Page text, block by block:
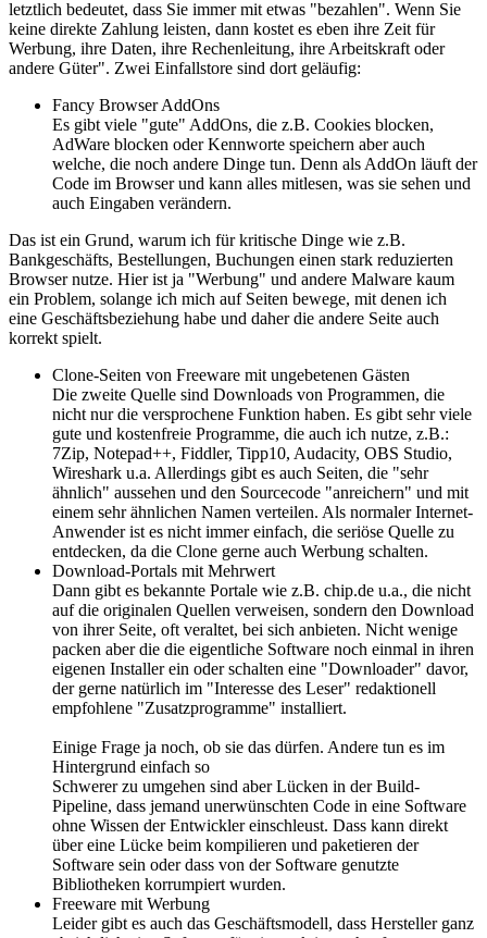
letztlich bedeutet, dass Sie immer mit etwas "bezahlen". Wenn Sie
keine direkte Zahlung leisten, dann kostet es eben ihre Zeit für
Werbung, ihre Daten, ihre Rechenleitung, ihre Arbeitskraft oder
andere Güter". Zwei Einfallstore sind dort geläufig:
Fancy Browser AddOns
Es gibt viele "gute" AddOns, die z.B. Cookies blocken,
AdWare blocken oder Kennworte speichern aber auch
welche, die noch andere Dinge tun. Denn als AddOn läuft der
Code im Browser und kann alles mitlesen, was sie sehen und
auch Eingaben verändern.
Das ist ein Grund, warum ich für kritische Dinge wie z.B.
Bankgeschäfts, Bestellungen, Buchungen einen stark reduzierten
Browser nutze. Hier ist ja "Werbung" und andere Malware kaum
ein Problem, solange ich mich auf Seiten bewege, mit denen ich
eine Geschäftsbeziehung habe und daher die andere Seite auch
korrekt spielt.
Clone-Seiten von Freeware mit ungebetenen Gästen
Die zweite Quelle sind Downloads von Programmen, die
nicht nur die versprochene Funktion haben. Es gibt sehr viele
gute und kostenfreie Programme, die auch ich nutze, z.B.:
7Zip, Notepad++, Fiddler, Tipp10, Audacity, OBS Studio,
Wireshark u.a. Allerdings gibt es auch Seiten, die "sehr
ähnlich" aussehen und den Sourcecode "anreichern" und mit
einem sehr ähnlichen Namen verteilen. Als normaler Internet-
Anwender ist es nicht immer einfach, die seriöse Quelle zu
entdecken, da die Clone gerne auch Werbung schalten.
Download-Portals mit Mehrwert
Dann gibt es bekannte Portale wie z.B. chip.de u.a., die nicht
auf die originalen Quellen verweisen, sondern den Download
von ihrer Seite, oft veraltet, bei sich anbieten. Nicht wenige
packen aber die die eigentliche Software noch einmal in ihren
eigenen Installer ein oder schalten eine "Downloader" davor,
der gerne natürlich im "Interesse des Leser" redaktionell
empfohlene "Zusatzprogramme" installiert.
Einige Frage ja noch, ob sie das dürfen. Andere tun es im
Hintergrund einfach so
Schwerer zu umgehen sind aber Lücken in der Build-
Pipeline, dass jemand unerwünschten Code in eine Software
ohne Wissen der Entwickler einschleust. Dass kann direkt
über eine Lücke beim kompilieren und paketieren der
Software sein oder dass von der Software genutzte
Bibliotheken korrumpiert wurden.
Freeware mit Werbung
Leider gibt es auch das Geschäftsmodell, dass Hersteller ganz